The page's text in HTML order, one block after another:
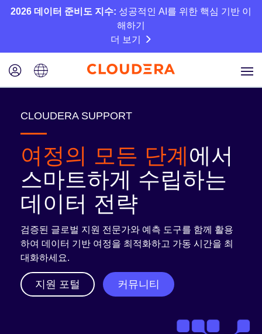
2026 데이터 준비도 지수: 성공적인 AI를 위한 핵심 기반 이
해하기
더 보기
CLOUDERA SUPPORT
여정의 모든 단계에서
스마트하게 수립하는
데이터 전략
검증된 글로벌 지원 전문가와 예측 도구를 함께 활용
하여 데이터 기반 여정을 최적화하고 가동 시간을 최
대화하세요.
지원 포털 커뮤니티